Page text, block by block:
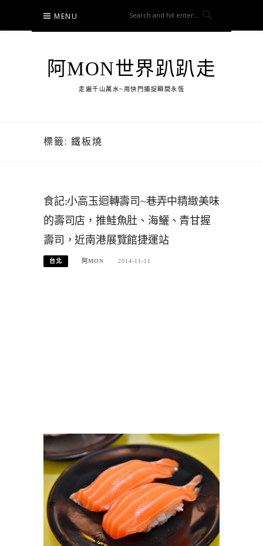
content
MENU
阿MON世界趴趴走
走遍千山萬水~用快門捕捉瞬間永恆
標籤: 鐵板燒
食記:小高玉迴轉壽司~巷弄中精緻美味
的壽司店，推鮭魚肚、海鱺、青甘握
壽司，近南港展覽館捷運站
台北 阿MON 2014-11-11